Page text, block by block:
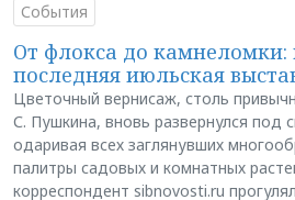
События
От флокса до
последняя июльская
Цветочный вернисаж, столь
С. Пушкина, вновь развернулся под
одаривая всех заглянувших
палитры садовых и комнатных
корреспондент sibnovosti.ru